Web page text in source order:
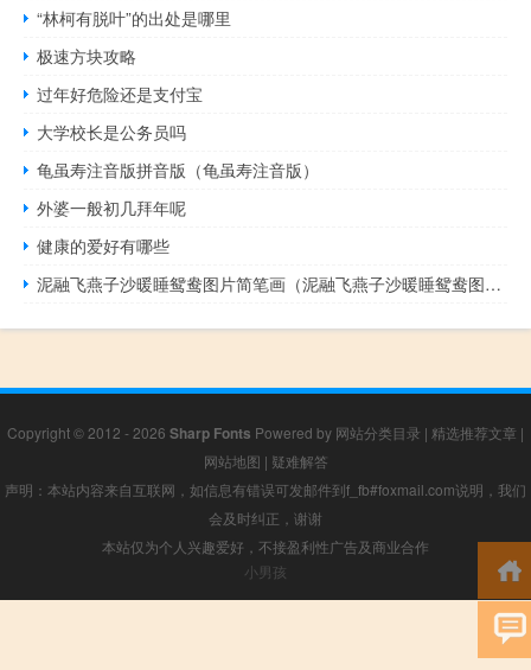
“林柯有脱叶”的出处是哪里
极速方块攻略
过年好危险还是支付宝
大学校长是公务员吗
龟虽寿注音版拼音版（龟虽寿注音版）
外婆一般初几拜年呢
健康的爱好有哪些
泥融飞燕子沙暖睡鸳鸯图片简笔画（泥融飞燕子沙暖睡鸳鸯图片）
Copyright © 2012 - 2026 Sharp Fonts Powered by 网站分类目录 | 精选推荐文章 |
网站地图 | 疑难解答
声明：本站内容来自互联网，如信息有错误可发邮件到f_fb#foxmail.com说明，我们
会及时纠正，谢谢
本站仅为个人兴趣爱好，不接盈利性广告及商业合作
小男孩